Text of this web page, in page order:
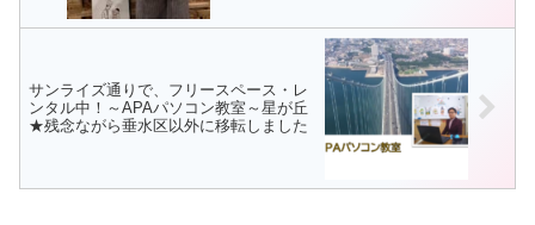
サンライズ通りで、フリースペース・レ
ンタル中！～APAパソコン教室～星が丘
★残念ながら垂水区以外に移転しました